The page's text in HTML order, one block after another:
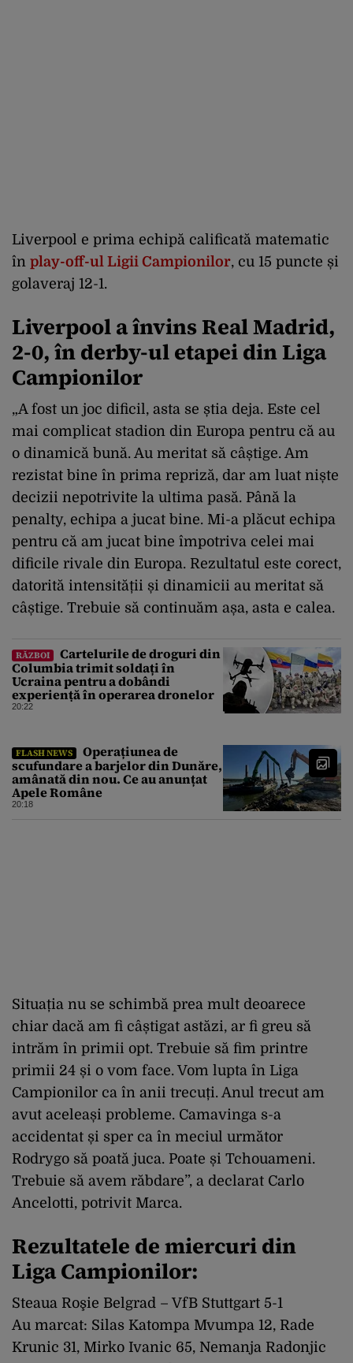
Liverpool e prima echipă calificată matematic
în play-off-ul Ligii Campionilor, cu 15 puncte și
golaveraj 12-1.
Liverpool a învins Real Madrid,
2-0, în derby-ul etapei din Liga
Campionilor
„A fost un joc dificil, asta se știa deja. Este cel
mai complicat stadion din Europa pentru că au
o dinamică bună. Au meritat să câștige. Am
rezistat bine în prima repriză, dar am luat niște
decizii nepotrivite la ultima pasă. Până la
penalty, echipa a jucat bine. Mi-a plăcut echipa
pentru că am jucat bine împotriva celei mai
dificile rivale din Europa. Rezultatul este corect,
datorită intensității și dinamicii au meritat să
câștige. Trebuie să continuăm așa, asta e calea.
RĂZBOI
Cartelurile de droguri din
Columbia trimit soldați în
Ucraina pentru a dobândi
experiență în operarea dronelor
20:22
FLASH NEWS
Operațiunea de
scufundare a barjelor din Dunăre,
amânată din nou. Ce au anunțat
Apele Române
20:18
Situația nu se schimbă prea mult deoarece
chiar dacă am fi câștigat astăzi, ar fi greu să
intrăm în primii opt. Trebuie să fim printre
primii 24 și o vom face. Vom lupta în Liga
Campionilor ca în anii trecuți. Anul trecut am
avut aceleași probleme. Camavinga s-a
accidentat și sper ca în meciul următor
Rodrygo să poată juca. Poate și Tchouameni.
Trebuie să avem răbdare”, a declarat Carlo
Ancelotti, potrivit Marca.
Rezultatele de miercuri din
Liga Campionilor:
Steaua Roşie Belgrad – VfB Stuttgart 5-1
Au marcat: Silas Katompa Mvumpa 12, Rade
Krunic 31, Mirko Ivanic 65, Nemanja Radonjic